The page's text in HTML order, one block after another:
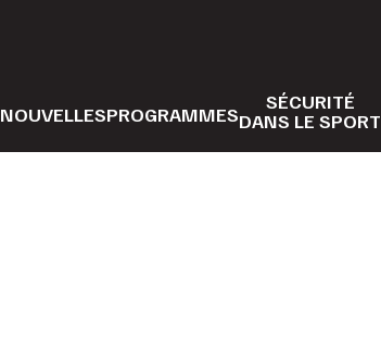
NOUVELLESPROGRAMMES
SÉCURITÉ
DANS LE SPORT